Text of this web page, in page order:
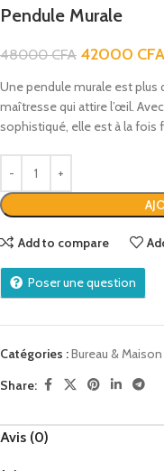
Pendule Murale
48000CFA 42000 CFA
Une pendule murale est plus
maîtresse qui attire l’œil.
sophistiqué, elle est à la
Add to compare
Poser une question
Catégories :Bureau & Maison
Share:
Avis (0)